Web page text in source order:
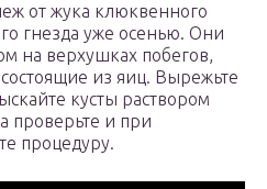
от жука клюквенного
гнезда уже осенью. Они
на верхушках побегов,
из яиц. Вырежьте
кусты раствором
проверьте и при
процедуру.